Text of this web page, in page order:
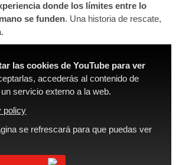
donde los límites entre lo
se funden. Una historia de rescate,
las cookies de YouTube para ver
accederás al contenido de
servicio externo a la web.
policy
se refrescará para que puedas ver